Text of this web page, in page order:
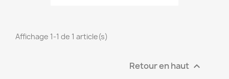
Affichage 1-1 de 1 article(s)
Retour en haut 